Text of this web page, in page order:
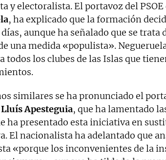
y electoralista. El portavoz del PSOE
, ha explicado que la formación
aunque ha señalado que se trata
una medida «populista».
todos los clubes de las Islas que
similares se ha pronunciado el
Lluís Apesteguia, que ha lamentado
ha presentado esta iniciativa en
El nacionalista ha adelantado que
«porque los inconvenientes de la